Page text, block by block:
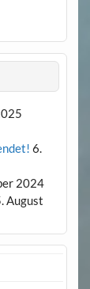
6.
2024
August